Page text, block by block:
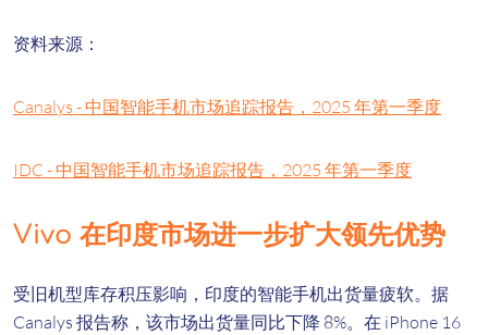
资料来源：
Canalys - 中国智能手机市场追踪报告，2025 年第一季度
IDC - 中国智能手机市场追踪报告，2025 年第一季度
Vivo 在印度市场进一步扩大领先优势
受旧机型库存积压影响，印度的智能手机出货量疲软。据
Canalys 报告称，该市场出货量同比下降 8%。在 iPhone 16